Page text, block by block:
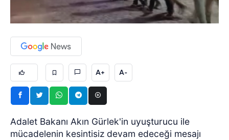
A+ A-
Adalet Bakanı Akın Gürlek'in uyuşturucu ile
mücadelenin kesintisiz devam edeceği mesajı